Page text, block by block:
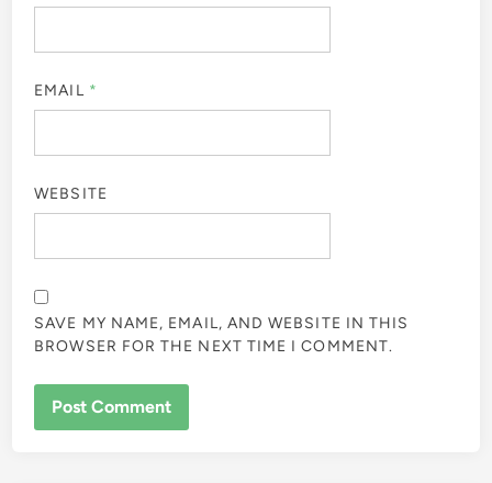
EMAIL *
WEBSITE
SAVE MY NAME, EMAIL, AND WEBSITE IN THIS
BROWSER FOR THE NEXT TIME I COMMENT.